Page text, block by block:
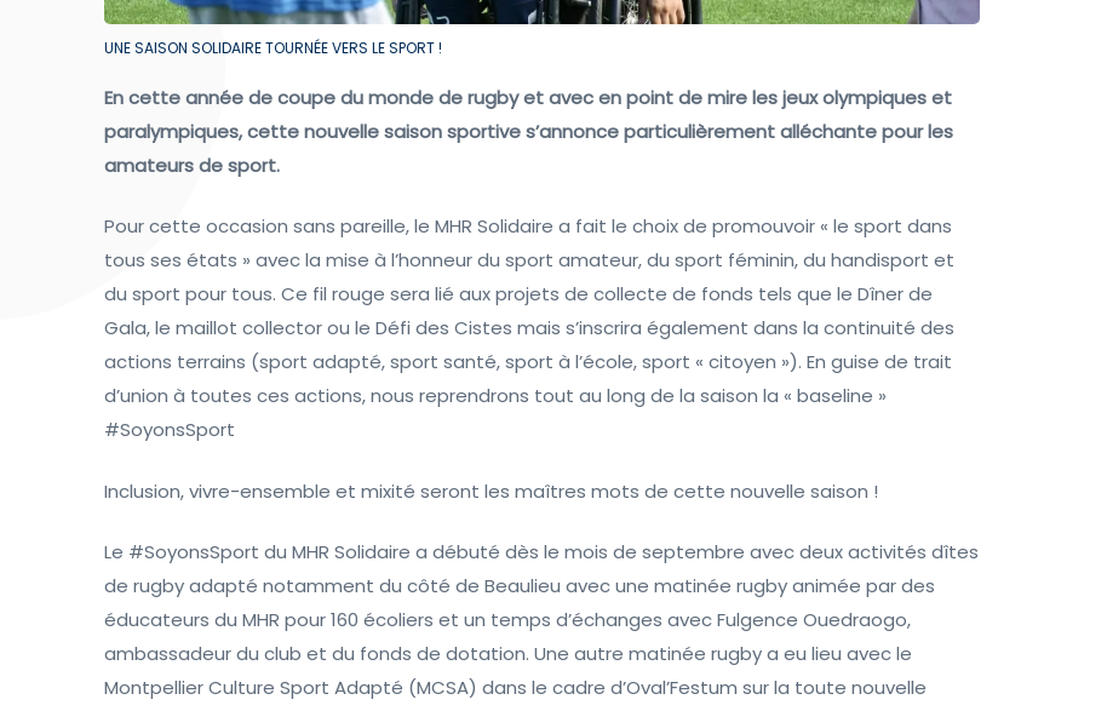
UNE SAISON SOLIDAIRE TOURNÉE VERS LE SPORT !
En cette année de coupe du monde de rugby et avec en point de mire les jeux olympiques et
paralympiques, cette nouvelle saison sportive s’annonce particulièrement alléchante pour les
amateurs de sport.
Pour cette occasion sans pareille, le MHR Solidaire a fait le choix de promouvoir « le sport dans
tous ses états » avec la mise à l’honneur du sport amateur, du sport féminin, du handisport et
du sport pour tous. Ce fil rouge sera lié aux projets de collecte de fonds tels que le Dîner de
Gala, le maillot collector ou le Défi des Cistes mais s’inscrira également dans la continuité des
actions terrains (sport adapté, sport santé, sport à l’école, sport « citoyen »). En guise de trait
d’union à toutes ces actions, nous reprendrons tout au long de la saison la « baseline »
#SoyonsSport
Inclusion, vivre-ensemble et mixité seront les maîtres mots de cette nouvelle saison !
Le #SoyonsSport du MHR Solidaire a débuté dès le mois de septembre avec deux activités dîtes
de rugby adapté notamment du côté de Beaulieu avec une matinée rugby animée par des
éducateurs du MHR pour 160 écoliers et un temps d’échanges avec Fulgence Ouedraogo,
ambassadeur du club et du fonds de dotation. Une autre matinée rugby a eu lieu avec le
Montpellier Culture Sport Adapté (MCSA) dans le cadre d’Oval’Festum sur la toute nouvelle